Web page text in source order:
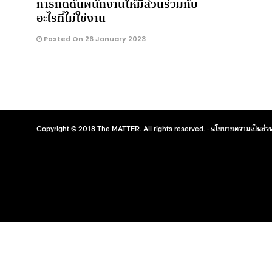
อะไรที่ไม่ใช่งาน
Posted On 26 January 2023
Copyright © 2018 The MATTER. All rights reserved. ·นโยบายความเป็นส่ว